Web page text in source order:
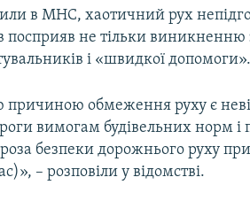
в МНС, хаотичний рух
посприяв не тільки
і «швидкої допомоги».
обмеження руху є
вимогам будівельних норм
безпеки дорожнього руху
– розповіли у відомстві.